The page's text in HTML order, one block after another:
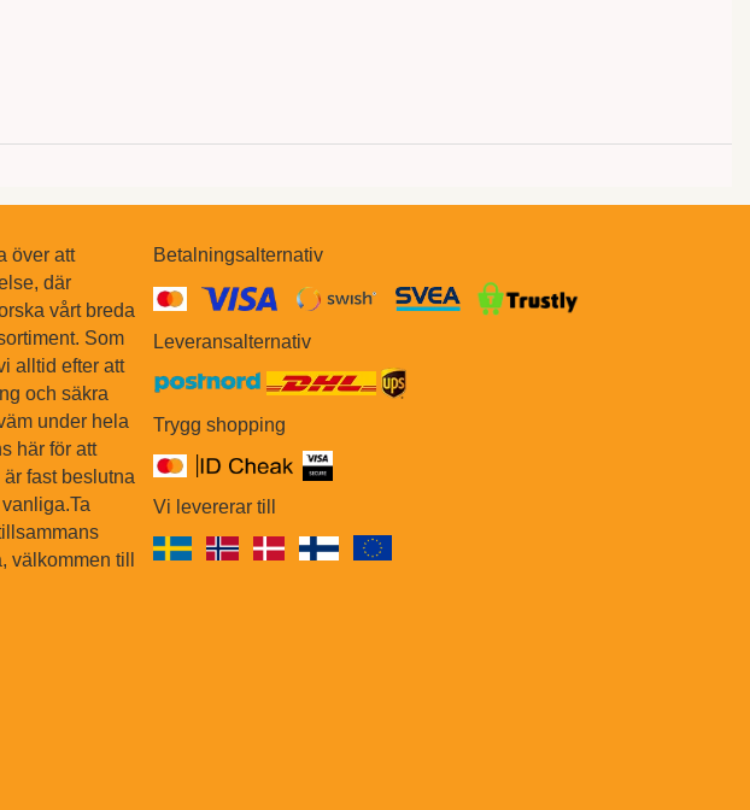
över att
där
vårt breda
Som
alltid efter att
och säkra
under hela
här för att
fast beslutna
till
Betalningsalternativ
Leveransalternativ
Trygg shopping
Vi levererar till